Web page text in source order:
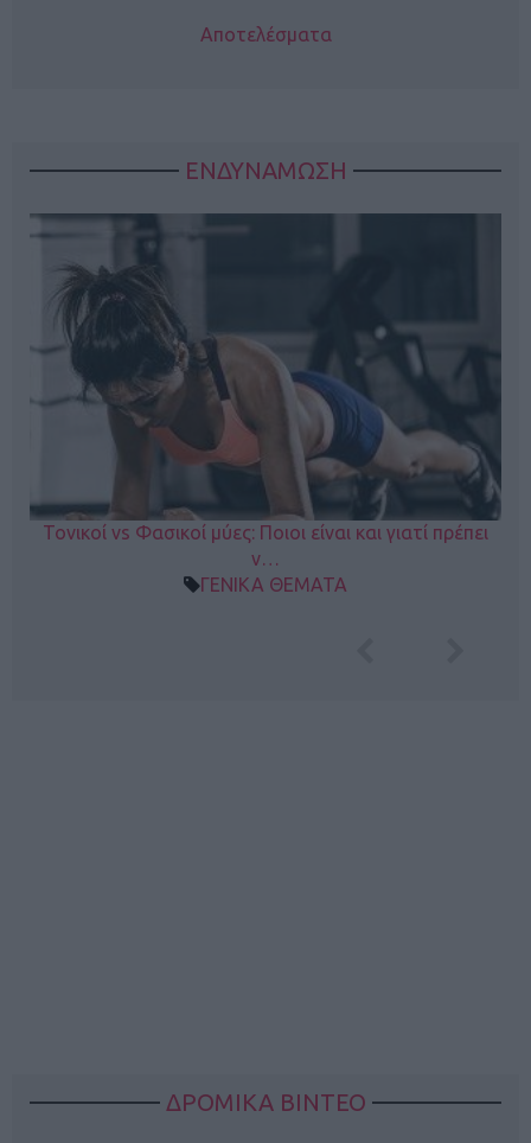
Αποτελέσματα
ΕΝΔΥΝΑΜΩΣΗ
Τονικοί vs Φασικοί μύες: Ποιοι είναι και γιατί πρέπει
ν…
ΓΕΝΙΚΑ ΘΕΜΑΤΑ
ΔΡΟΜΙΚΑ ΒΙΝΤΕΟ